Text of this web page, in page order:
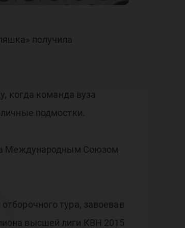
получила
когда команда вуза
подмостки.
Международным Союзом
тура, завоевав
высшей лиги КВН 2015